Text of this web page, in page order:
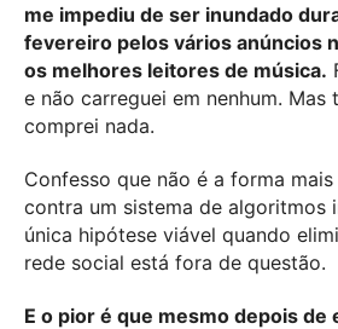
me impediu de ser inundado
fevereiro pelos vários anúncios
os melhores leitores de música.
e não carreguei em nenhum. Mas
comprei nada.
Confesso que não é a forma
contra um sistema de algoritmos
única hipótese viável quando
rede social está fora de questão.
E o pior é que mesmo depois de